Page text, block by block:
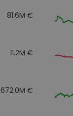
81.6M €
11.2M €
672.0M €